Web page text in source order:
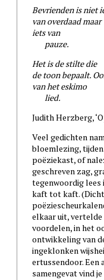
Bevrienden is niet
van overdaad maar
iets van
pauze.
Het is de stilte die
de toon bepaalt.
van het eskimo
lied.
Judith Herzberg,
Veel gedichten
bloemlezing,
poëziekast, of
geschreven zag,
tegenwoordig lees
kaft tot kaft.
elkaar uit, vertelde
voordelen, in het
ontwikkeling van
ingeklonken
ertussendoor. Een
samengevat vind